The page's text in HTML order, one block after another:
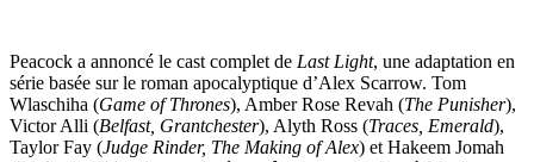
Peacock a annoncé le cast complet de Last Light, une adaptation en
série basée sur le roman apocalyptique d’Alex Scarrow. Tom
Wlaschiha (Game of Thrones), Amber Rose Revah (The Punisher),
Victor Alli (Belfast, Grantchester), Alyth Ross (Traces, Emerald),
Taylor Fay (Judge Rinder, The Making of Alex) et Hakeem Jomah